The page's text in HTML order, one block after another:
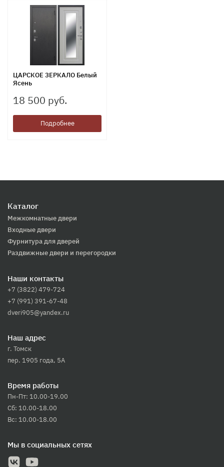
ЦАРСКОЕ ЗЕРКАЛО Белый
Ясень
18 500 руб.
Подробнее
Каталог
Межкомнатные двери
Входные двери
Фурнитура для дверей
Раздвижные двери и перегородки
Наши контакты
+7 (3822) 479-724
+7 (991) 391-67-48
dveri905@yandex.ru
Наш адрес
г. Томск
пер. 1905 года, 5А
Время работы
Пн-Пт: 10.00-19.00
Сб: 10.00-18.00
Вс: 10.00-18.00
Мы в социальных сетях